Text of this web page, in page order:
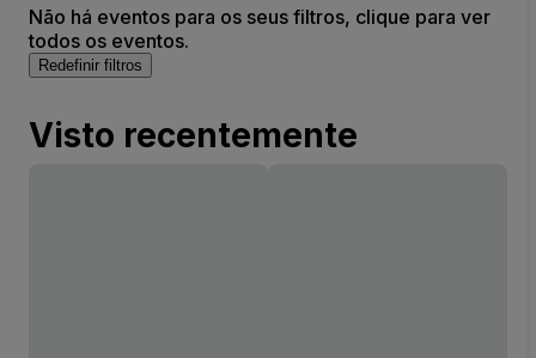
Não há eventos para os seus filtros, clique para ver
todos os eventos.
Redefinir filtros
Visto recentemente